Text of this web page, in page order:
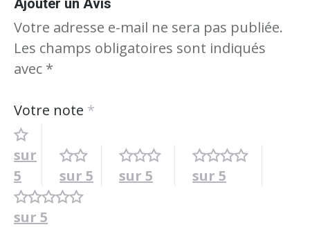
Votre adresse e-mail ne sera pas publiée.
Les champs obligatoires sont indiqués
avec *
Votre note *
sur
5
sur 5 sur 5 sur 5
sur 5